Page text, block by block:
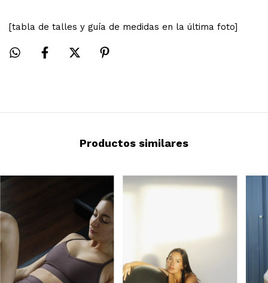
[tabla de talles y guía de medidas en la última foto]
Productos similares